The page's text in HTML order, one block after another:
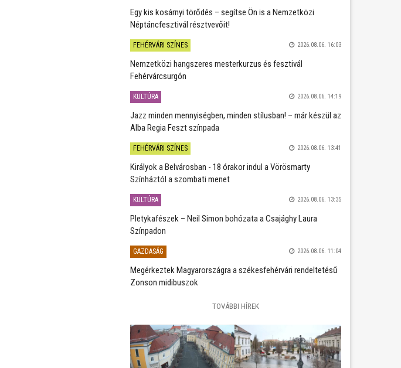
Egy kis kosárnyi törődés – segítse Ön is a Nemzetközi
Néptáncfesztivál résztvevőit!
FEHÉRVÁRI SZÍNES 2026.08.06. 16:03
Nemzetközi hangszeres mesterkurzus és fesztivál
Fehérvárcsurgón
KULTÚRA 2026.08.06. 14:19
Jazz minden mennyiségben, minden stílusban! – már készül az
Alba Regia Feszt színpada
FEHÉRVÁRI SZÍNES 2026.08.06. 13:41
Királyok a Belvárosban - 18 órakor indul a Vörösmarty
Színháztól a szombati menet
KULTÚRA 2026.08.06. 13:35
Pletykafészek – Neil Simon bohózata a Csajághy Laura
Színpadon
GAZDASÁG 2026.08.06. 11:04
Megérkeztek Magyarországra a székesfehérvári rendeltetésű
Zonson midibuszok
TOVÁBBI HÍREK